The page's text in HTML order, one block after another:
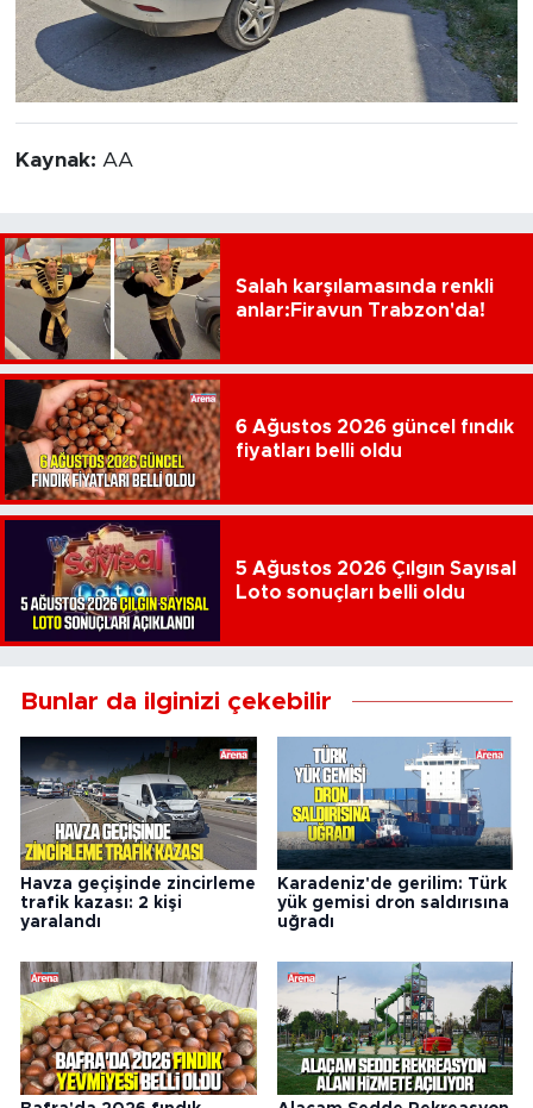
Kaynak: AA
Salah karşılamasında renkli
anlar:Firavun Trabzon'da!
6 Ağustos 2026 güncel fındık
fiyatları belli oldu
5 Ağustos 2026 Çılgın Sayısal
Loto sonuçları belli oldu
Bunlar da ilginizi çekebilir
Havza geçişinde zincirleme
trafik kazası: 2 kişi
yaralandı
Karadeniz'de gerilim: Türk
yük gemisi dron saldırısına
uğradı